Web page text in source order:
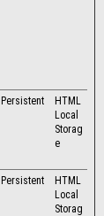
Persistent
HTML
Local
Storag
e
Persistent
HTML
Local
Storag